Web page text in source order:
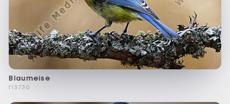
Blaumeise
f13730